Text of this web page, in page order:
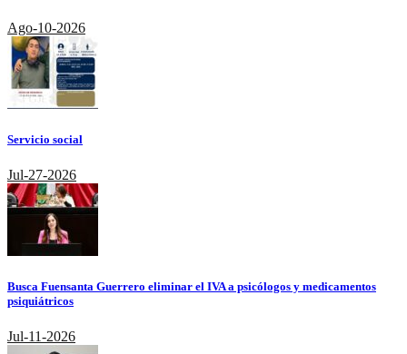
Ago-10-2026
Servicio social
Jul-27-2026
Busca Fuensanta Guerrero eliminar el IVA a psicólogos y medicamentos
psiquiátricos
Jul-11-2026